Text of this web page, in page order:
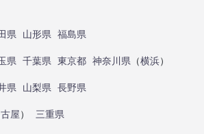
県 山形県 福島県
県 千葉県 東京都 神奈川県 （横浜）
県 山梨県 長野県
屋） 三重県